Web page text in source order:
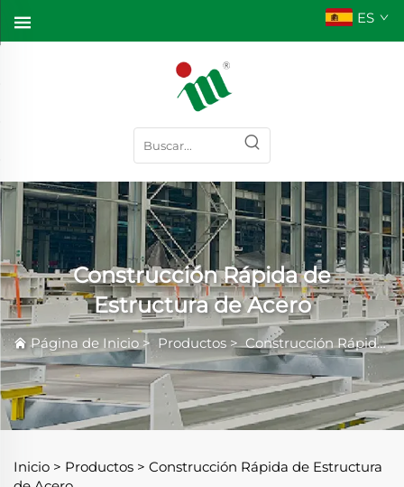
ES
Construcción Rápida de
Estructura de Acero
Página de Inicio >Productos >Construcción Rápida de Estructura de Acero
Inicio > Productos > Construcción Rápida de Estructura